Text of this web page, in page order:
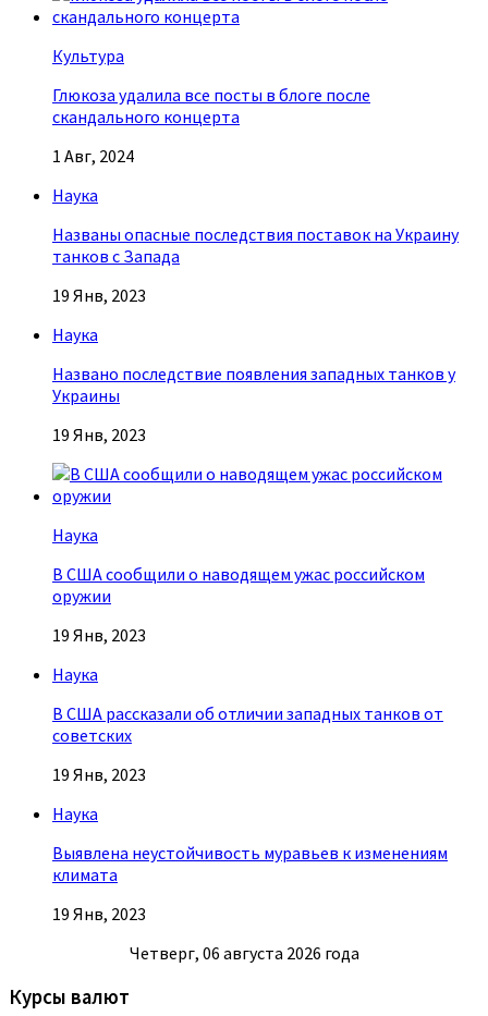
Культура
Глюкоза удалила все посты в блоге после
скандального концерта
1 Авг, 2024
Наука
Названы опасные последствия поставок на Украину
танков с Запада
19 Янв, 2023
Наука
Названо последствие появления западных танков у
Украины
19 Янв, 2023
Наука
В США сообщили о наводящем ужас российском
оружии
19 Янв, 2023
Наука
В США рассказали об отличии западных танков от
советских
19 Янв, 2023
Наука
Выявлена неустойчивость муравьев к изменениям
климата
19 Янв, 2023
Четверг, 06 августа 2026 года
Курсы валют